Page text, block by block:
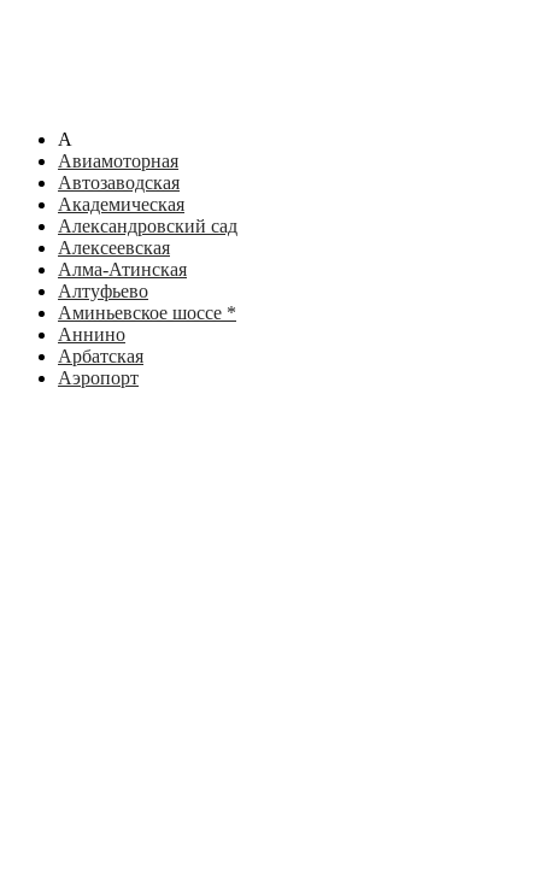
А
Авиамоторная
Автозаводская
Академическая
Александровский сад
Алексеевская
Алма-Атинская
Алтуфьево
Аминьевское шоссе *
Аннино
Арбатская
Аэропорт